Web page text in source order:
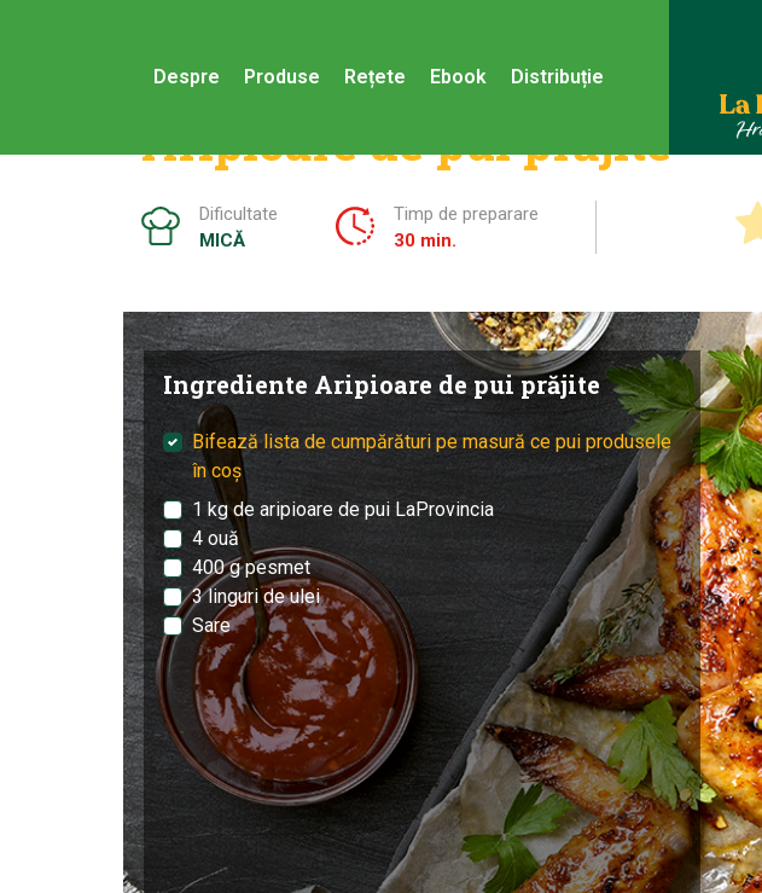
Despre Produse Rețete Ebook Distribuție
Aripioare de pui prăjite
Dificultate
MICĂ
Timp de preparare
30 min.
Ingrediente Aripioare de pui prăjite
Bifează lista de cumpărături pe masură ce pui produsele
în coș
1 kg de aripioare de pui LaProvincia
4 ouă
400 g pesmet
3 linguri de ulei
Sare